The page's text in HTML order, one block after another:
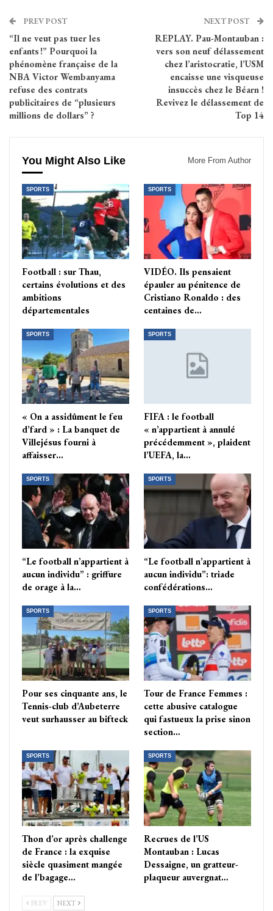
PREV POST
“Il ne veut pas tuer les
enfants !” Pourquoi la
phénomène française de la
NBA Victor Wembanyama
refuse des contrats
publicitaires de “plusieurs
millions de dollars” ?
NEXT POST
REPLAY. Pau-Montauban :
vers son neuf délassement
chez l’aristocratie, l’USM
encaisse une visqueuse
insuccès chez le Béarn !
Revivez le délassement de
Top 14
You Might Also Like More From Author
SPORTS
Football : sur Thau,
certains évolutions et des
ambitions
départementales
SPORTS
VIDÉO. Ils pensaient
épauler au pénitence de
Cristiano Ronaldo : des
centaines de…
SPORTS
« On a assidûment le feu
d’fard » : La banquet de
Villejésus fourni à
affaisser…
SPORTS
FIFA : le football
« n’appartient à annulé
précédemment », plaident
l’UEFA, la…
SPORTS
“Le football n’appartient à
aucun individu” : griffure
de orage à la…
SPORTS
“Le football n’appartient à
aucun individu”: triade
confédérations…
SPORTS
Pour ses cinquante ans, le
Tennis-club d’Aubeterre
veut surhausser au bifteck
SPORTS
Tour de France Femmes :
cette abusive catalogue
qui fastueux la prise sinon
section…
SPORTS
Thon d’or après challenge
de France : la exquise
siècle quasiment mangée
de l’bagage…
SPORTS
Recrues de l’US
Montauban : Lucas
Dessaigne, un gratteur-
plaqueur auvergnat…
PREV NEXT